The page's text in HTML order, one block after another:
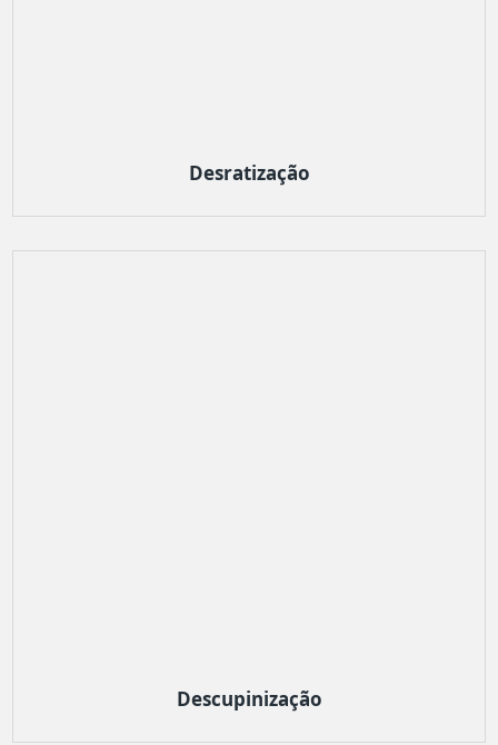
Desratização
Descupinização